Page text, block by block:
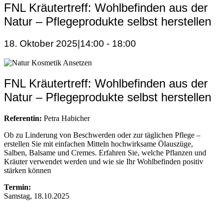
FNL Kräutertreff: Wohlbefinden aus der
Natur – Pflegeprodukte selbst herstellen
18. Oktober 2025|14:00 - 18:00
FNL Kräutertreff: Wohlbefinden aus der
Natur – Pflegeprodukte selbst herstellen
Referentin: Petra Habicher
Ob zu Linderung von Beschwerden oder zur täglichen Pflege –
erstellen Sie mit einfachen Mitteln hochwirksame Ölauszüge,
Salben, Balsame und Cremes. Erfahren Sie, welche Pflanzen und
Kräuter verwendet werden und wie sie Ihr Wohlbefinden positiv
stärken können
Termin:
Samstag, 18.10.2025